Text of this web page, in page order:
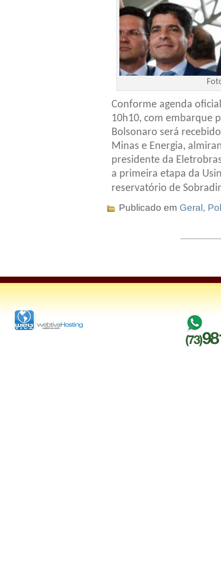
Conforme agenda
10h10, com embarque
Bolsonaro será
Minas e Energia,
presidente da
a primeira etapa da
reservatório de
Publicado em Geral,